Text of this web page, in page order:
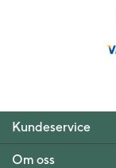
Kundeservice
Om oss